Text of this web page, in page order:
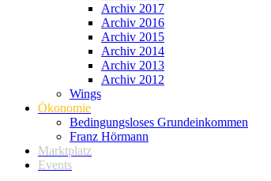
Archiv 2017
Archiv 2016
Archiv 2015
Archiv 2014
Archiv 2013
Archiv 2012
Wings
Ökonomie
Bedingungsloses Grundeinkommen
Franz Hörmann
Marktplatz
Events